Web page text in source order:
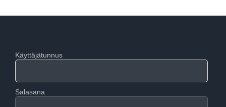
Käyttäjätunnus
Salasana